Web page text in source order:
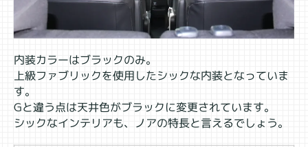
内装カラーはブラックのみ。
上級ファブリックを使用したシックな内装となっていま
す。
Gと違う点は天井色がブラックに変更されています。
シックなインテリアも、ノアの特長と言えるでしょう。